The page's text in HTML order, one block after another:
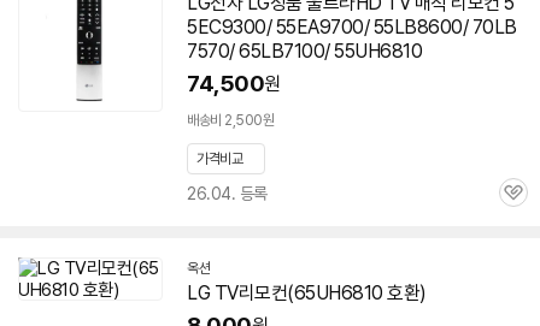
이
버
페
5EC9300/ 55EA9700/ 55LB8600/ 70LB
7570/ 65LB7100/ 55UH6810
74,500원
배송비 2,500원
가격비교
26.04. 등록
관
옥션
LG TV리모컨(65UH6810 호환)